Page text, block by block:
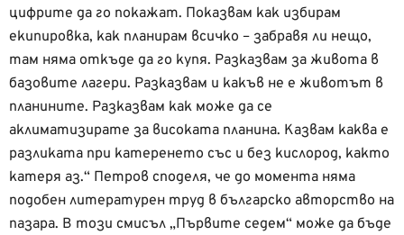
цифрите да го покажат. Показвам как избирам
екипировка, как планирам всичко – забравя ли нещо,
там няма откъде да го купя. Разказвам за живота в
базовите лагери. Разказвам и какъв не е животът в
планините. Разказвам как може да се
аклиматизирате за високата планина. Казвам каква е
разликата при катеренето със и без кислород, както
катеря аз.“ Петров споделя, че до момента няма
подобен литературен труд в българско авторство на
пазара. В този смисъл „Първите седем“ може да бъде